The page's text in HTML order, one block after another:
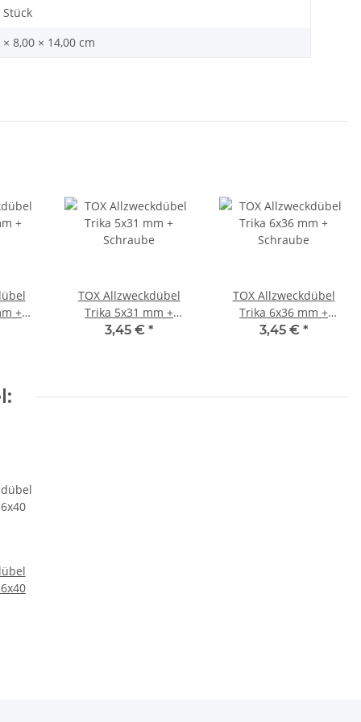
Stück
× 8,00 × 14,00 cm
+
TOX Allzweckdübel
Trika 5x31 mm +
Schraube
3,45 € *
TOX Allzweckdübel
Trika 6x36 mm +
Schraube
3,45 € *